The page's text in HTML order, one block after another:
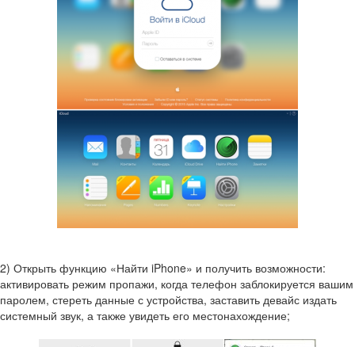
2) Открыть функцию «Найти iPhone» и получить возможности:
активировать режим пропажи, когда телефон заблокируется вашим
паролем, стереть данные с устройства, заставить девайс издать
системный звук, а также увидеть его местонахождение;